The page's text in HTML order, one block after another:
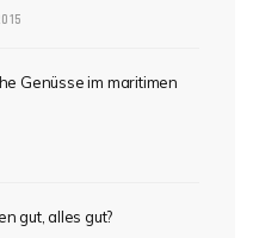
Genüsse im maritimen
gut, alles gut?